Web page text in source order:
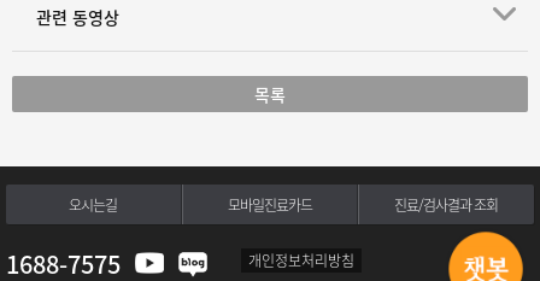
관련 동영상
목록
오시는길 모바일진료카드 진료/검사결과 조회
1688-7575 개인정보처리방침